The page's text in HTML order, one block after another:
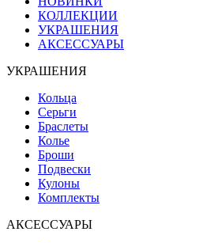
КОЛЛЕКЦИИ
УКРАШЕНИЯ
АКСЕССУАРЫ
УКРАШЕНИЯ
Кольца
Серьги
Браслеты
Колье
Броши
Подвески
Кулоны
Комплекты
АКСЕССУАРЫ